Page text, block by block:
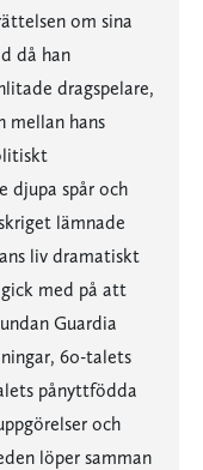
om sina
då han
dragspelare,
mellan hans
djupa spår och
lämnade
liv dramatiskt
med på att
Guardia
60-talets
pånyttfödda
och
löper samman